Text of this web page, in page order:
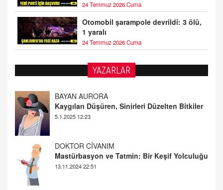
24 Temmuz 2026 Cuma
Otomobil şarampole devrildi: 3 ölü,
1 yaralı
24 Temmuz 2026 Cuma
YAZARLAR
DOKTOR CİVANIM
Mastürbasyon ve Tatmin: Bir Keşif Yolculuğu
13.11.2024 22:51
ALİ EFENDİ
Adana At Yarışı Tahminleri | 21 Aralık
Cumartesi